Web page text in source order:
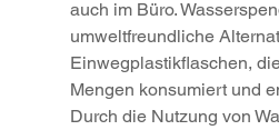
auch im Büro.
umweltfreundliche
Einwegplastikflaschen,
Mengen konsumiert und
Durch die Nutzung von